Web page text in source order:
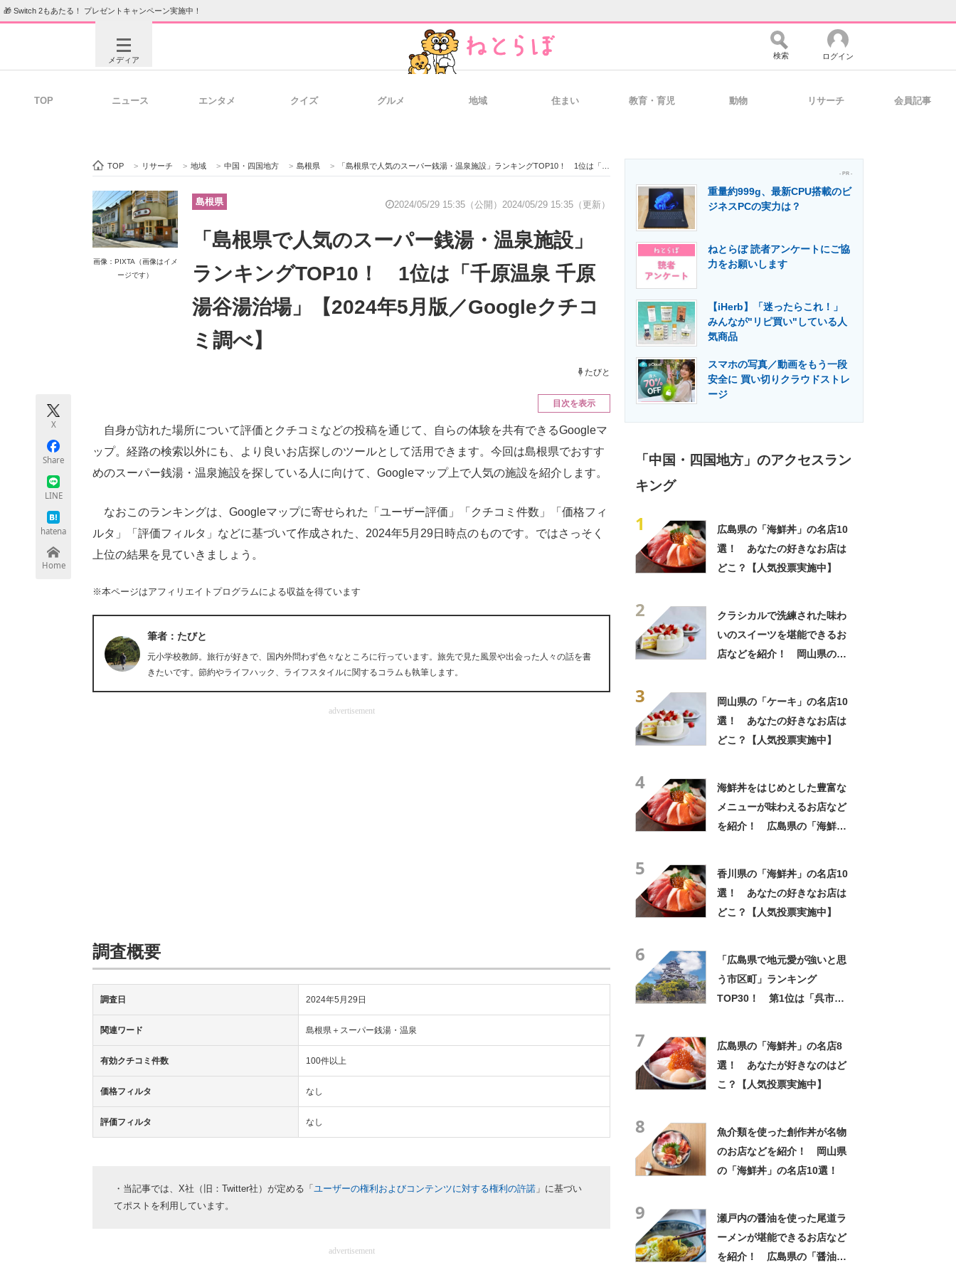
🎁 Switch 2もあたる！ プレゼントキャンペーン実施中！
メディア
ビジネスと働き方のヒント 経営リーダーのコミュニティ マーケ×ITの今がよく分かる
ITエンジニア向け専門サイト IT製品の技術・比較・事例 製造業のIT導入・活用を支援
モノづくり技術者専門サイト エネルギーの専門メディア 建設×テクノロジーの最前線
検索 ログイン
TOP ニュース エンタメ クイズ グルメ 地域 住まい 教育・育児 動物 リサーチ 会員記事
TOP > リサーチ > 地域 > 中国・四国地方 > 島根県 > 「島根県で人気のスーパー銭湯・温泉施設」ランキングTOP10！ 1位は「千原温泉 千原湯谷湯治場」【2024年5月版／Googleクチコミ調べ】
画像：PIXTA（画像はイメ
ージです）
島根県 2024/05/29 15:35（公開） 2024/05/29 15:35（更新）
「島根県で人気のスーパー銭湯・温泉施設」
ランキングTOP10！ 1位は「千原温泉 千原
湯谷湯治場」【2024年5月版／Googleクチコ
ミ調べ】
たびと
X
Share
LINE
hatena
Home
目次を表示
自身が訪れた場所について評価とクチコミなどの投稿を通じて、自らの体験を共有できるGoogleマ
ップ。経路の検索以外にも、より良いお店探しのツールとして活用できます。今回は島根県でおすす
めのスーパー銭湯・温泉施設を探している人に向けて、Googleマップ上で人気の施設を紹介します。
なおこのランキングは、Googleマップに寄せられた「ユーザー評価」「クチコミ件数」「価格フィ
ルタ」「評価フィルタ」などに基づいて作成された、2024年5月29日時点のものです。ではさっそく
上位の結果を見ていきましょう。
※本ページはアフィリエイトプログラムによる収益を得ています
筆者：たびと
元小学校教師。旅行が好きで、国内外問わず色々なところに行っています。旅先で見た風景や出会った人々の話を書
きたいです。節約やライフハック、ライフスタイルに関するコラムも執筆します。
advertisement
調査概要
調査日 2024年5月29日
関連ワード 島根県＋スーパー銭湯・温泉
有効クチコミ件数 100件以上
価格フィルタ なし
評価フィルタ なし
・当記事では、X社（旧：Twitter社）が定める「 ユーザーの権利およびコンテンツに対する権利の許諾 」に基づい
てポストを利用しています。
advertisement
- PR -
重量約999g、最新CPU搭載のビ
ジネスPCの実力は？
ねとらぼ 読者アンケートにご協
力をお願いします
【iHerb】「迷ったらこれ！」
みんなが"リピ買い"している人
気商品
スマホの写真／動画をもう一段
安全に 買い切りクラウドストレ
ージ
「中国・四国地方」のアクセスラン
キング
1
広島県の「海鮮丼」の名店10
選！ あなたの好きなお店は
どこ？【人気投票実施中】
2
クラシカルで洗練された味わ
いのスイーツを堪能できるお
店などを紹介！ 岡山県の
3
岡山県の「ケーキ」の名店10
選！ あなたの好きなお店は
どこ？【人気投票実施中】
4
海鮮丼をはじめとした豊富な
メニューが味わえるお店など
を紹介！ 広島県の「海鮮
5
香川県の「海鮮丼」の名店10
選！ あなたの好きなお店は
どこ？【人気投票実施中】
6
「広島県で地元愛が強いと思
う市区町」ランキング
TOP30！ 第1位は「呉市」
7
広島県の「海鮮丼」の名店8
選！ あなたが好きなのはど
こ？【人気投票実施中】
8
魚介類を使った創作丼が名物
のお店などを紹介！ 岡山県
の「海鮮丼」の名店10選！
9
瀬戸内の醤油を使った尾道ラ
ーメンが堪能できるお店など
を紹介！ 広島県の「醤油ラ